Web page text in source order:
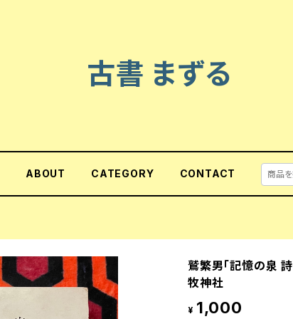
古書 まずる
ABOUT CATEGORY CONTACT
鷲繁男「記憶の泉
牧神社
¥ 1,000